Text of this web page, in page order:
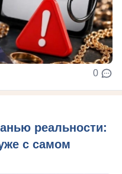
0
реальности:
с самом